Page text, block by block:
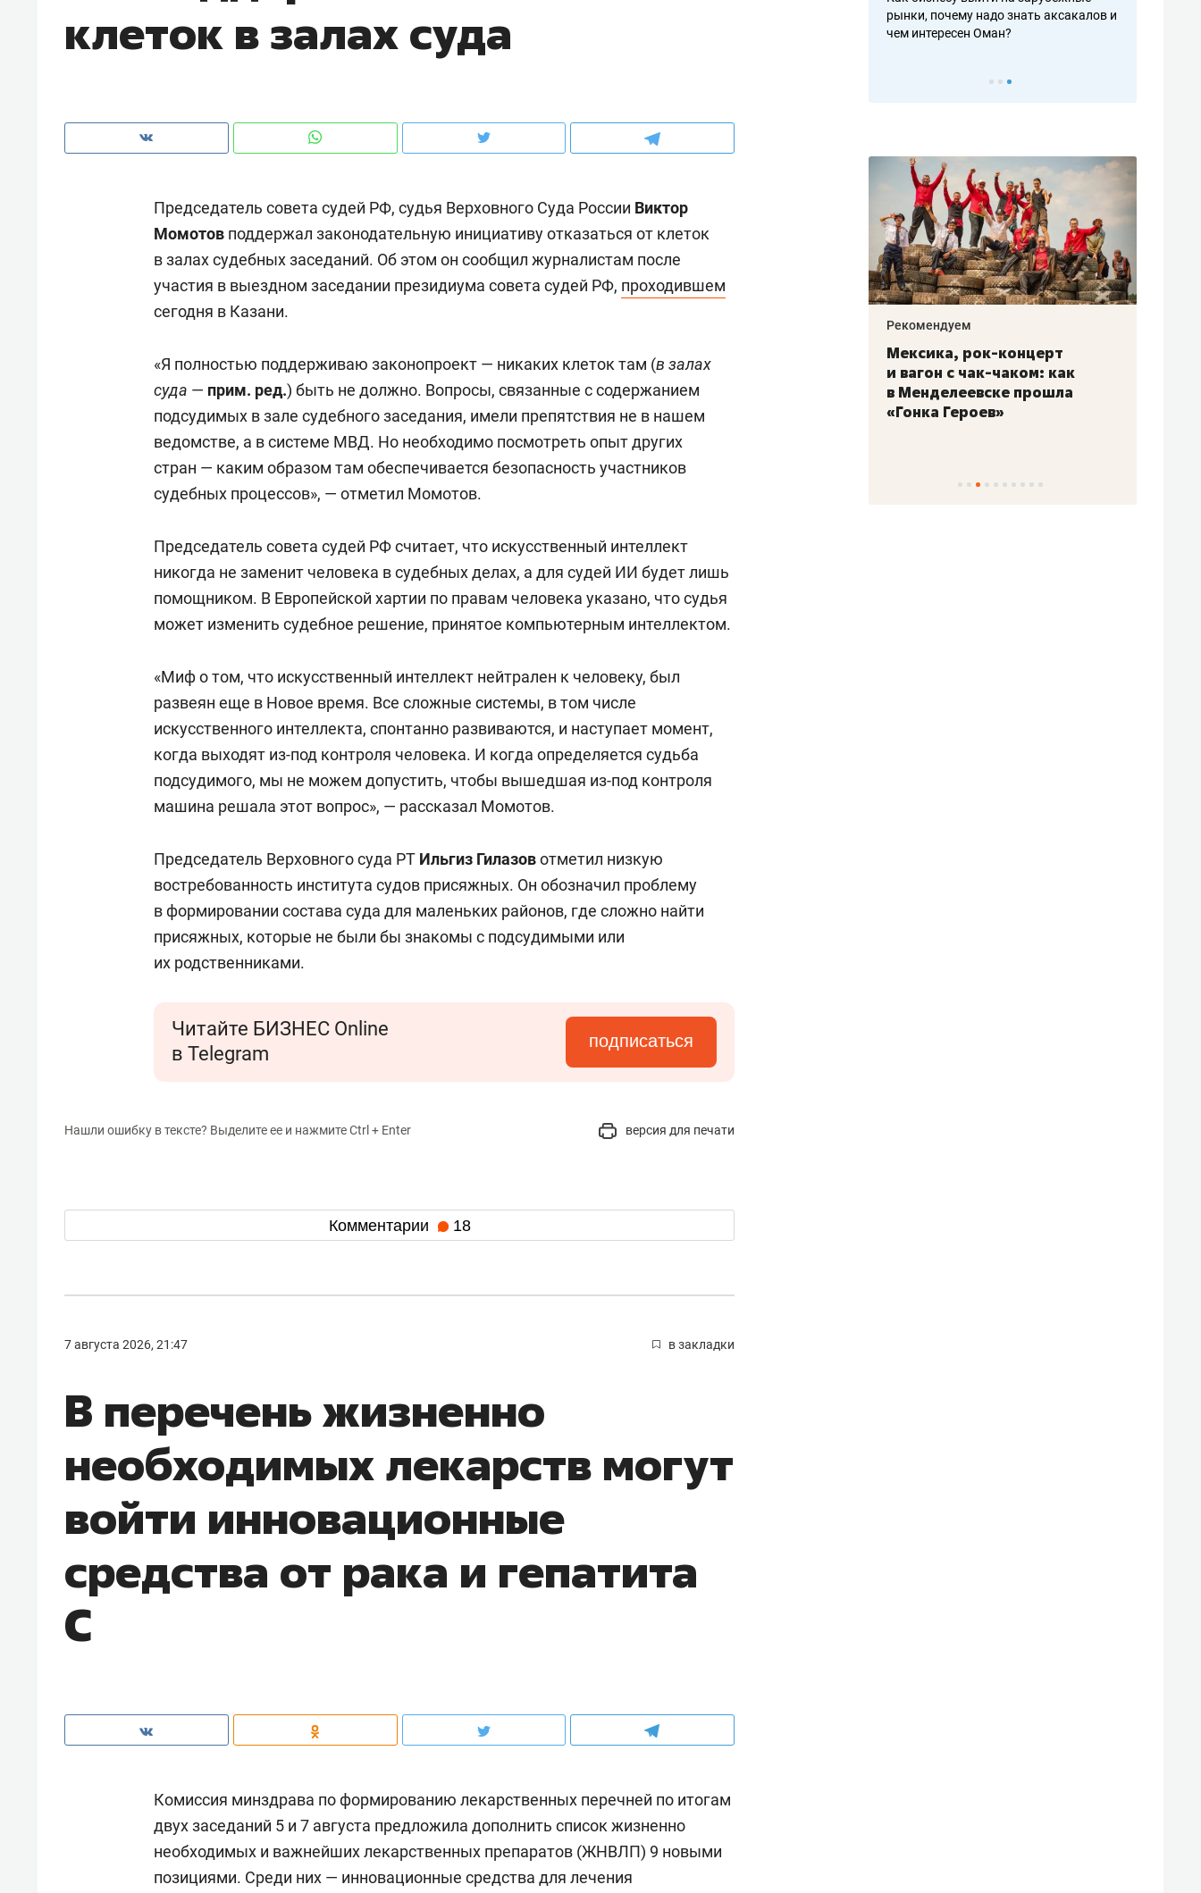
клеток в залах суда
Председатель совета судей РФ, судья Верховного Суда России Виктор
Момотов поддержал законодательную инициативу отказаться от клеток
в залах судебных заседаний. Об этом он сообщил журналистам после
участия в выездном заседании президиума совета судей РФ, проходившем
сегодня в Казани.
«Я полностью поддерживаю законопроект — никаких клеток там (в залах
суда — прим. ред.) быть не должно. Вопросы, связанные с содержанием
подсудимых в зале судебного заседания, имели препятствия не в нашем
ведомстве, а в системе МВД. Но необходимо посмотреть опыт других
стран — каким образом там обеспечивается безопасность участников
судебных процессов», — отметил Момотов.
Председатель совета судей РФ считает, что искусственный интеллект
никогда не заменит человека в судебных делах, а для судей ИИ будет лишь
помощником. В Европейской хартии по правам человека указано, что судья
может изменить судебное решение, принятое компьютерным интеллектом.
«Миф о том, что искусственный интеллект нейтрален к человеку, был
развеян еще в Новое время. Все сложные системы, в том числе
искусственного интеллекта, спонтанно развиваются, и наступает момент,
когда выходят из-под контроля человека. И когда определяется судьба
подсудимого, мы не можем допустить, чтобы вышедшая из-под контроля
машина решала этот вопрос», — рассказал Момотов.
Председатель Верховного суда РТ Ильгиз Гилазовотметил низкую
востребованность института судов присяжных. Он обозначил проблему
в формировании состава суда для маленьких районов, где сложно найти
присяжных, которые не были бы знакомы с подсудимыми или
их родственниками.
Читайте БИЗНЕС Online
в Telegram
подписаться
Нашли ошибку в тексте? Выделите ее и нажмите Ctrl + Enter версия для печати
Комментарии 18
7 августа 2026, 21:47 в закладки
В перечень жизненно
необходимых лекарств могут
войти инновационные
средства от рака и гепатита
С
Комиссия минздрава по формированию лекарственных перечней по итогам
двух заседаний 5 и 7 августа предложила дополнить список жизненно
необходимых и важнейших лекарственных препаратов (ЖНВЛП) 9 новыми
позициями. Среди них — инновационные средства для лечения
чем интересен Оман?
клиентах и чудных запросах мастеров
рынки, почему надо знать аксакалов и
чем интересен Оман?
создают оазис жилого
комфорта под Казанью
ID вместо ключа: какой будет
безопасность в ЖК «Нова»
Опыт выживания в дикой
природе, работа
с ментальным и физическим
состоянием как основа
Рекомендуем
Мексика, рок-концерт
и вагон с чак-чаком: как
в Менделеевске прошла
«Гонка Героев»